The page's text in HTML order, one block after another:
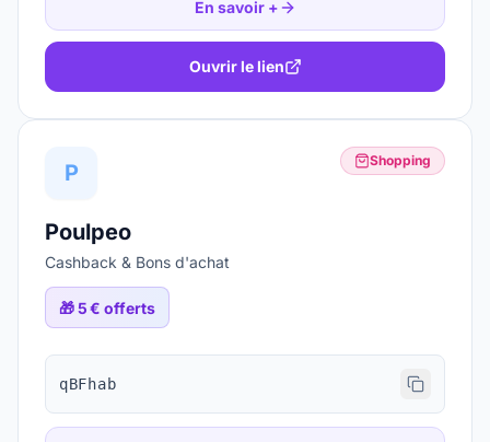
En savoir +
Ouvrir le lien
P Shopping
Poulpeo
Cashback & Bons d'achat
🎁5 € offerts
qBFhab